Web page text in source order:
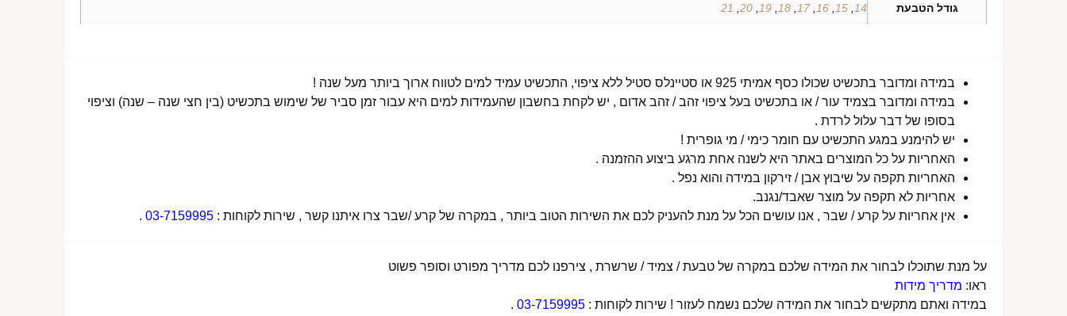
גודל הטבעת 14
15
16
17
18
19
20
,
21
במידה ומדובר בתכשיט שכולו כסף אמיתי 925 או סטיינלס סטיל ללא ציפוי, התכשיט עמיד למים לטווח ארוך ביותר מעל שנה !
במידה ומדובר בצמיד עור / או בתכשיט בעל ציפוי זהב / זהב אדום , יש לקחת בחשבון שהעמידות למים היא עבור זמן סביר של שימוש בתכשיט (בין חצי שנה – שנה) וציפוי
בסופו של דבר עלול לרדת .
יש להימנע במגע התכשיט עם חומר כימי / מי גופרית !
האחריות על כל המוצרים באתר היא לשנה אחת מרגע ביצוע ההזמנה .
האחריות תקפה על שיבוץ אבן / זירקון במידה והוא נפל .
אחריות לא תקפה על מוצר שאבד/נגנב.
אין אחריות על קרע / שבר , אנו עושים הכל על מנת להעניק לכם את השירות הטוב ביותר , במקרה של קרע /שבר צרו איתנו קשר , שירות לקוחות : 03-7159995
.
על מנת שתוכלו לבחור את המידה שלכם במקרה של טבעת / צמיד / שרשרת , צירפנו לכם מדריך מפורט וסופר פשוט
ראו: מדריך מידות
במידה ואתם מתקשים לבחור את המידה שלכם נשמח לעזור ! שירות לקוחות : 03-7159995
.